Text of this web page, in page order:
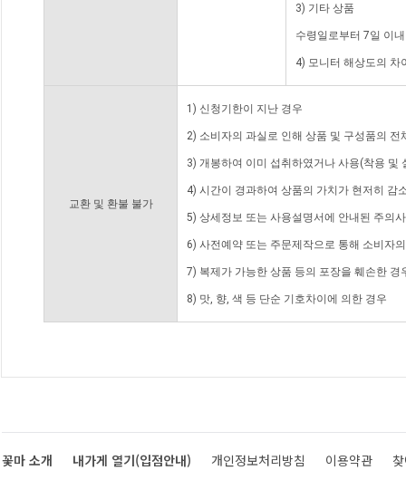
3) 기타 상품
수령일로부터 7일 이
4) 모니터 해상도의 차
교환 및 환불 불가
1) 신청기한이 지난 경우
2) 소비자의 과실로 인해 상품 및 구성품의
3) 개봉하여 이미 섭취하였거나 사용(착용 및
4) 시간이 경과하여 상품의 가치가 현저히 감
5) 상세정보 또는 사용설명서에 안내된 주의
6) 사전예약 또는 주문제작으로 통해 소비자
7) 복제가 가능한 상품 등의 포장을 훼손한 경
8) 맛, 향, 색 등 단순 기호차이에 의한 경우
꽃마 소개 내가게 열기(입점안내) 개인정보처리방침 이용약관